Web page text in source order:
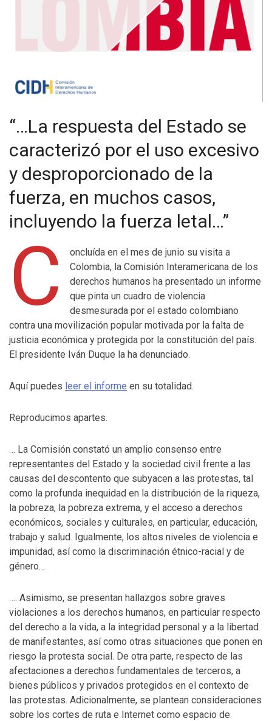
“…La respuesta del Estado se
caracterizó por el uso excesivo
y desproporcionado de la
fuerza, en muchos casos,
incluyendo la fuerza letal…”
C
oncluída en el mes de junio su visita a
Colombia, la Comisión Interamericana de los
derechos humanos ha presentado un informe
que pinta un cuadro de violencia
desmesurada por el estado colombiano
contra una movilización popular motivada por la falta de
justicia económica y protegida por la constitución del país.
El presidente Iván Duque la ha denunciado.
Aquí puedes leer el informe en su totalidad.
Reproducimos apartes.
… La Comisión constató un amplio consenso entre
representantes del Estado y la sociedad civil frente a las
causas del descontento que subyacen a las protestas, tal
como la profunda inequidad en la distribución de la riqueza,
la pobreza, la pobreza extrema, y el acceso a derechos
económicos, sociales y culturales, en particular, educación,
trabajo y salud. Igualmente, los altos niveles de violencia e
impunidad, así como la discriminación étnico-racial y de
género…
…. Asimismo, se presentan hallazgos sobre graves
violaciones a los derechos humanos, en particular respecto
del derecho a la vida, a la integridad personal y a la libertad
de manifestantes, así como otras situaciones que ponen en
riesgo la protesta social. De otra parte, respecto de las
afectaciones a derechos fundamentales de terceros, a
bienes públicos y privados protegidos en el contexto de
las protestas. Adicionalmente, se plantean consideraciones
sobre los cortes de ruta e Internet como espacio de